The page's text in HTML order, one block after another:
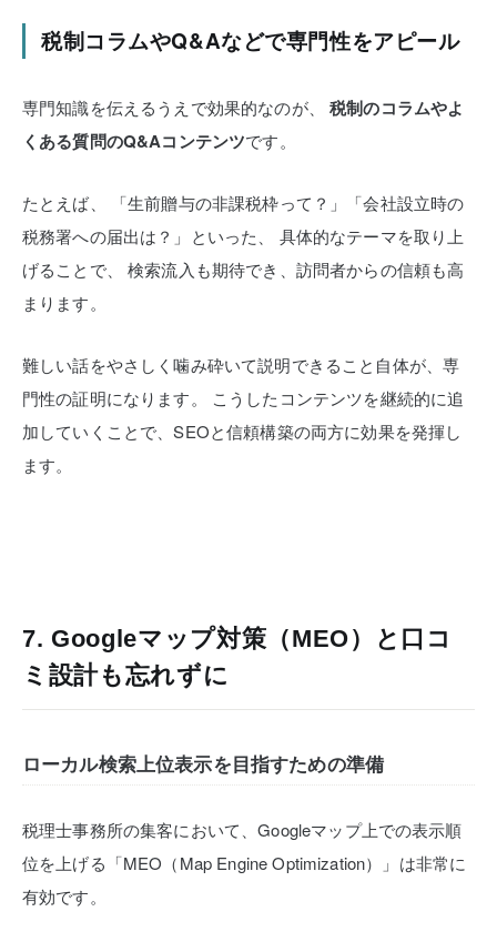
税制コラムやQ&Aなどで専門性をアピール
専門知識を伝えるうえで効果的なのが、
税制のコラムやよ
くある質問のQ&Aコンテンツです。
たとえば、
「生前贈与の非課税枠って？」「会社設立時の
税務署への届出は？」といった、
具体的なテーマを取り上
げることで、
検索流入も期待でき、訪問者からの信頼も高
まります。
難しい話をやさしく噛み砕いて説明できること自体が、専
門性の証明になります。
こうしたコンテンツを継続的に追
加していくことで、SEOと信頼構築の両方に効果を発揮し
ます。
7. Googleマップ対策（MEO）と口コ
ミ設計も忘れずに
ローカル検索上位表示を目指すための準備
税理士事務所の集客において、Googleマップ上での表示順
位を上げる「MEO（Map Engine Optimization）」は非常に
有効です。